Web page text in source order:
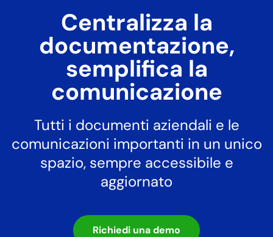
Centralizza la
documentazione,
semplifica la
comunicazione
Tutti i documenti aziendali e le
comunicazioni importanti in un unico
spazio, sempre accessibile e
aggiornato
Richiedi una demo